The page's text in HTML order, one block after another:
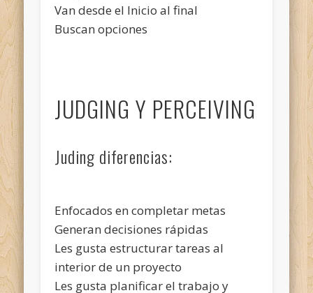
Van desde el Inicio al final
Buscan opciones
JUDGING Y PERCEIVING
Juding diferencias:
Enfocados en completar metas
Generan decisiones rápidas
Les gusta estructurar tareas al
interior de un proyecto
Les gusta planificar el trabajo y